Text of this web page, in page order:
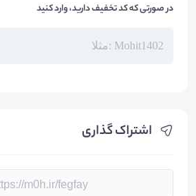
اشتراک گذاری
در صورتی که کد تخفیف دارید، وارد کنید